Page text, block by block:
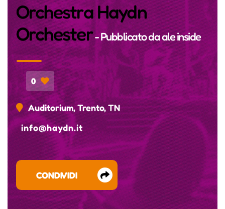
Orchestra Haydn
Orchester- Pubblicato daale inside
0
Auditorium, Trento, TN
info@haydn.it
CONDIVIDI